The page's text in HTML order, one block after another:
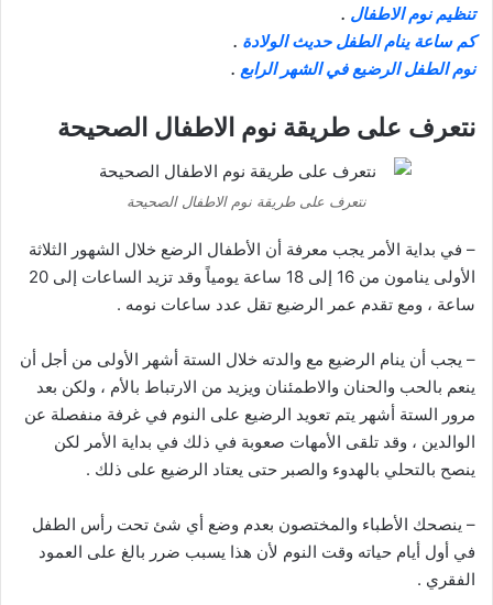
تنظيم نوم الاطفال .
كم ساعة ينام الطفل حديث الولادة .
نوم الطفل الرضيع في الشهر الرابع .
نتعرف على طريقة نوم الاطفال الصحيحة
نتعرف على طريقة نوم الاطفال الصحيحة
– في بداية الأمر يجب معرفة أن الأطفال الرضع خلال الشهور الثلاثة
الأولى ينامون من 16 إلى 18 ساعة يومياً وقد تزيد الساعات إلى 20
ساعة ، ومع تقدم عمر الرضيع تقل عدد ساعات نومه .
– يجب أن ينام الرضيع مع والدته خلال الستة أشهر الأولى من أجل أن
ينعم بالحب والحنان والاطمئنان ويزيد من الارتباط بالأم ، ولكن بعد
مرور الستة أشهر يتم تعويد الرضيع على النوم في غرفة منفصلة عن
الوالدين ، وقد تلقى الأمهات صعوبة في ذلك في بداية الأمر لكن
ينصح بالتحلي بالهدوء والصبر حتى يعتاد الرضيع على ذلك .
– ينصحك الأطباء والمختصون بعدم وضع أي شئ تحت رأس الطفل
في أول أيام حياته وقت النوم لأن هذا يسبب ضرر بالغ على العمود
الفقري .